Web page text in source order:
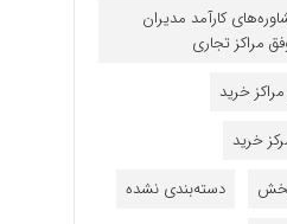
کارآمد مدیران
مراکز تجاری
خرید
خرید
دسته‌بندی نشده